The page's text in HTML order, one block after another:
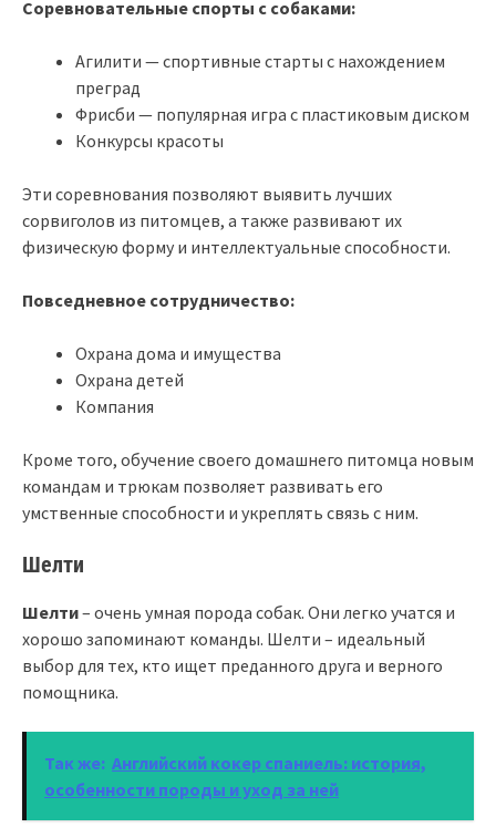
Соревновательные спорты с собаками:
Агилити — спортивные старты с нахождением
преград
Фрисби — популярная игра с пластиковым диском
Конкурсы красоты
Эти соревнования позволяют выявить лучших
сорвиголов из питомцев, а также развивают их
физическую форму и интеллектуальные способности.
Повседневное сотрудничество:
Охрана дома и имущества
Охрана детей
Компания
Кроме того, обучение своего домашнего питомца новым
командам и трюкам позволяет развивать его
умственные способности и укреплять связь с ним.
Шелти
Шелти– очень умная порода собак. Они легко учатся и
хорошо запоминают команды. Шелти – идеальный
выбор для тех, кто ищет преданного друга и верного
помощника.
Так же: Английский кокер спаниель: история,
особенности породы и уход за ней